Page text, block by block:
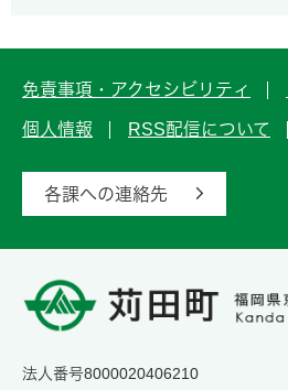
免責事項・アクセシビリティ
個人情報 RSS配信について
各課への連絡先
法人番号8000020406210